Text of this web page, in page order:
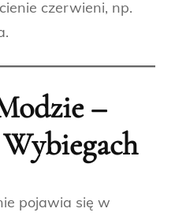
czerwieni, np.
–
pojawia się w